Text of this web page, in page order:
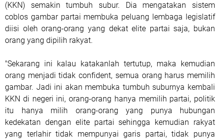
(KKN) semakin tumbuh subur. Dia mengatakan sistem
coblos gambar partai membuka peluang lembaga legislatif
diisi oleh orang-orang yang dekat elite partai saja, bukan
orang yang dipilih rakyat.
"Sekarang ini kalau katakanlah tertutup, maka kemudian
orang menjadi tidak confident, semua orang harus memilih
gambar. Jadi ini akan membuka tumbuh suburnya kembali
KKN di negeri ini, orang-orang hanya memilih partai, politik
itu hanya milih orang-orang yang punya hubungan
kedekatan dengan elite partai sehingga kemudian rakyat
yang terlahir tidak mempunyai garis partai, tidak punya